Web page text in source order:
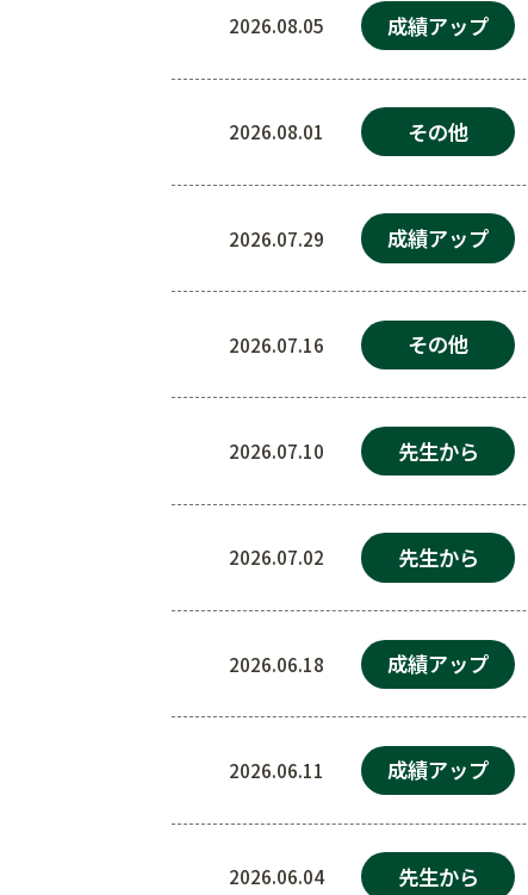
成績アップ
2026.08.05
その他
2026.08.01
成績アップ
2026.07.29
その他
2026.07.16
先生から
2026.07.10
先生から
2026.07.02
成績アップ
2026.06.18
成績アップ
2026.06.11
先生から
2026.06.04